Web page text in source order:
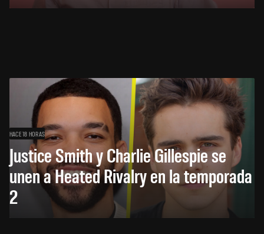
HACE 18 HORAS
Justice Smith y Charlie Gillespie se
unen a Heated Rivalry en la temporada
2